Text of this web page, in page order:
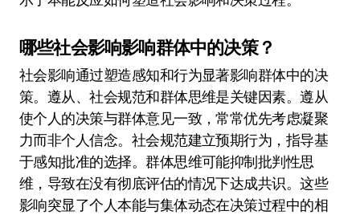
哪些社会影响影响群体中的决策？
社会影响通过塑造感知和行为显著影响群体中的决
策。遵从、社会规范和群体思维是关键因素。遵从
使个人的决策与群体意见一致，常常优先考虑凝聚
力而非个人信念。社会规范建立预期行为，指导基
于感知批准的选择。群体思维可能抑制批判性思
维，导致在没有彻底评估的情况下达成共识。这些
影响突显了个人本能与集体动态在决策过程中的相